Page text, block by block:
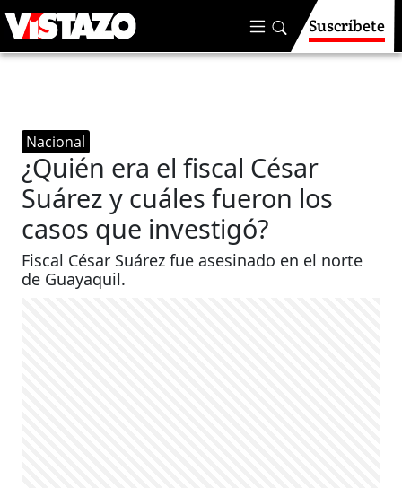
Suscríbete
Nacional
¿Quién era el fiscal César
Suárez y cuáles fueron los
casos que investigó?
Fiscal César Suárez fue asesinado en el norte
de Guayaquil.